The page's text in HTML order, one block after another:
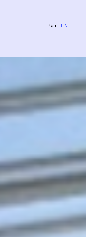
Par LNT